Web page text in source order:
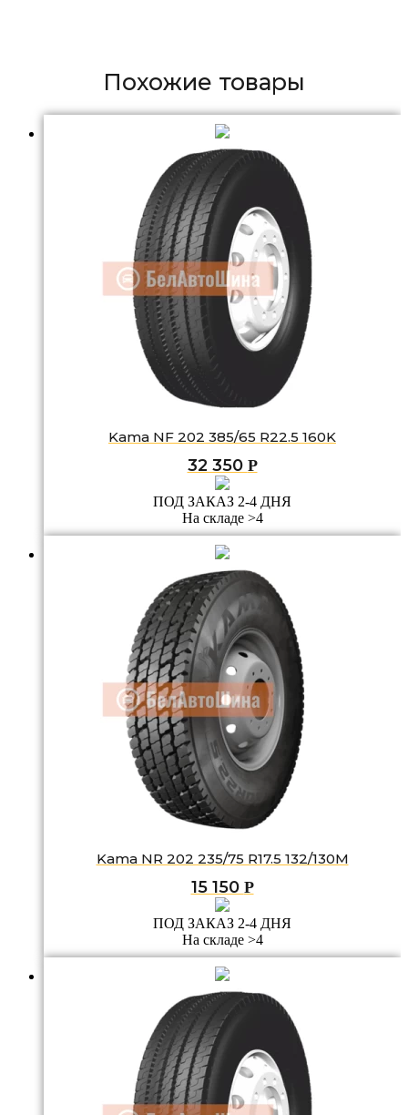
Похожие товары
Kama NF 202 385/65 R22.5 160K
32 350 Р
ПОД ЗАКАЗ 2-4 ДНЯ
На складе >4
Kama NR 202 235/75 R17.5 132/130M
15 150 Р
ПОД ЗАКАЗ 2-4 ДНЯ
На складе >4